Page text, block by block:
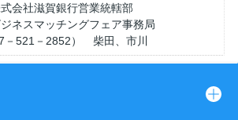
会社滋賀銀行営業統轄部
ネスマッチングフェア事務局
－521－2852） 柴田、市川